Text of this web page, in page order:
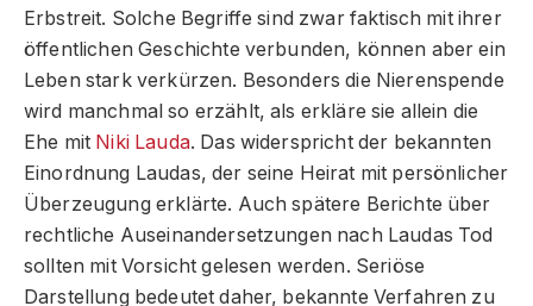
Erbstreit. Solche Begriffe sind zwar faktisch mit ihrer
öffentlichen Geschichte verbunden, können aber ein
Leben stark verkürzen. Besonders die Nierenspende
wird manchmal so erzählt, als erkläre sie allein die
Ehe mit Niki Lauda. Das widerspricht der bekannten
Einordnung Laudas, der seine Heirat mit persönlicher
Überzeugung erklärte. Auch spätere Berichte über
rechtliche Auseinandersetzungen nach Laudas Tod
sollten mit Vorsicht gelesen werden. Seriöse
Darstellung bedeutet daher, bekannte Verfahren zu